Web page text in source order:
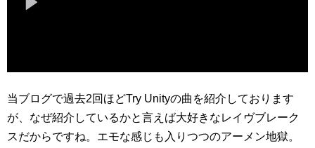
当ブログで過去2回ほどTry Unityの曲を紹介しております
が、なぜ紹介しているかと言えば大好きなレイヴブレーク
スだからですね。エモな感じも入りつつのアーメン地獄。